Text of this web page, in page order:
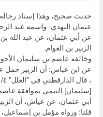
حديث صحيح، وهذا إسناد
عثمان النهدي- واسمه عبد
عن أبي عثمان، عن عبد الله
الزبير بن العوام.
وخالفه عاصم بن سليمان
عن ابن عباس: أن الزبير
[سليمان] التيمي بموافقة
أبي عثمان، عن عياش، أن
قلنا: ورواه مؤمل بن